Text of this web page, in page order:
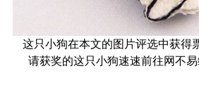
这只小狗在本文的图片评选中获得
请获奖的这只小狗速速前往网不